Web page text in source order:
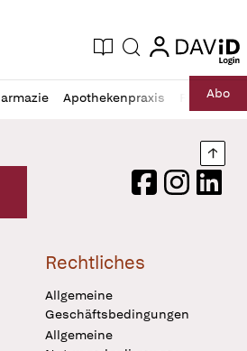
Zeitung
Aktuelle Ausgabe
Suche login
login
Apothekenpraxis RechtAbo
Verlag Logo
FacebookInstagram
Rechtliches
Allgemeine
Geschäftsbedingungen
Allgemeine